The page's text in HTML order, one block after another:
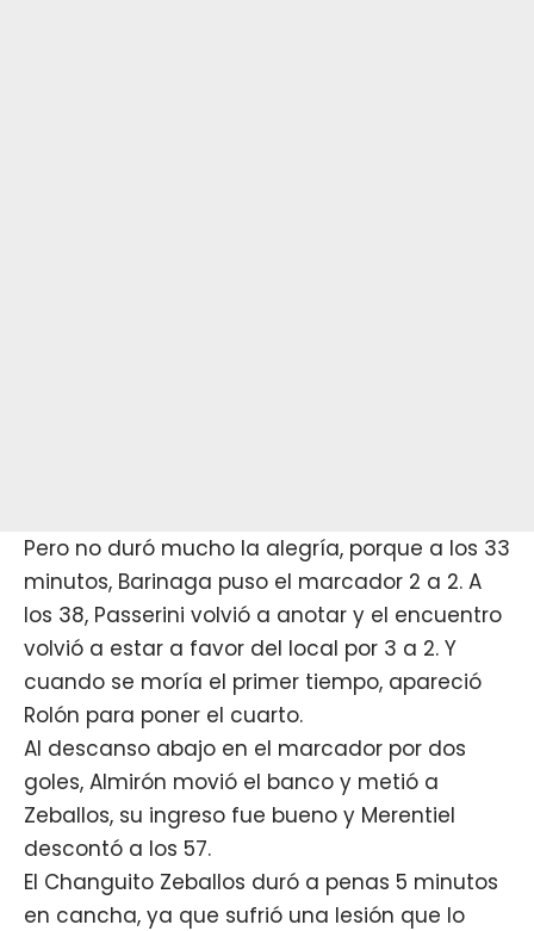
Pero no duró mucho la alegría, porque a los 33
minutos, Barinaga puso el marcador 2 a 2. A
los 38, Passerini volvió a anotar y el encuentro
volvió a estar a favor del local por 3 a 2. Y
cuando se moría el primer tiempo, apareció
Rolón para poner el cuarto.
Al descanso abajo en el marcador por dos
goles, Almirón movió el banco y metió a
Zeballos, su ingreso fue bueno y Merentiel
descontó a los 57.
El Changuito Zeballos duró a penas 5 minutos
en cancha, ya que sufrió una lesión que lo